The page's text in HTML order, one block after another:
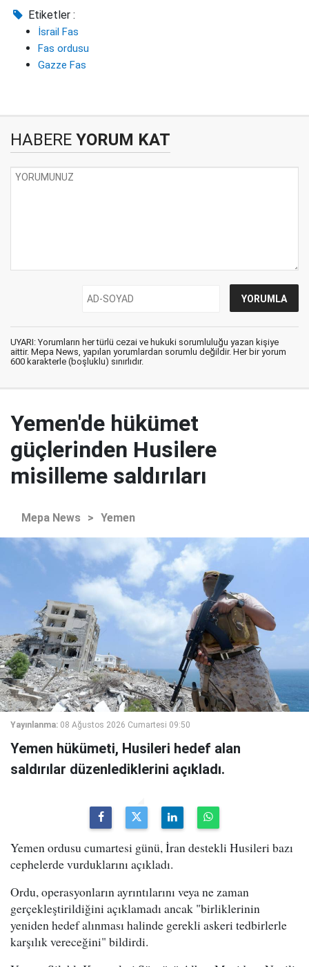
Etiketler :
İsrail Fas
Fas ordusu
Gazze Fas
HABERE YORUM KAT
UYARI: Yorumların her türlü cezai ve hukuki sorumluluğu yazan kişiye
aittir. Mepa News, yapılan yorumlardan sorumlu değildir. Her bir yorum
600 karakterle (boşluklu) sınırlıdır.
Yemen'de hükümet
güçlerinden Husilere
misilleme saldırıları
Mepa News > Yemen
Yayınlanma: 08 Ağustos 2026 Cumartesi 09:50
Yemen hükümeti, Husileri hedef alan
saldırılar düzenlediklerini açıkladı.
Yemen ordusu cumartesi günü, İran destekli Husileri bazı
cephelerde vurduklarını açıkladı.
Ordu, operasyonların ayrıntılarını veya ne zaman
gerçekleştirildiğini açıklamadı ancak "birliklerinin
yeniden hedef alınması halinde gerekli askeri tedbirlerle
karşılık vereceğini" bildirdi.